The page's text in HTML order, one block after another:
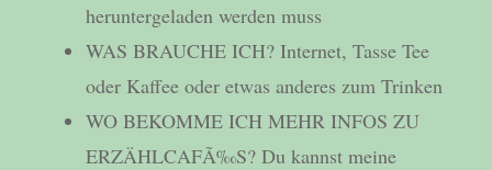
heruntergeladen werden muss
WAS BRAUCHE ICH? Internet, Tasse Tee
oder Kaffee oder etwas anderes zum Trinken
WO BEKOMME ICH MEHR INFOS ZU
ERZÄHLCAFÃ‰S? Du kannst meine